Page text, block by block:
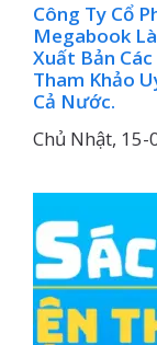
Công Ty Cổ
Megabook
Xuất Bản Các
Tham Khảo
Cả Nước.
Chủ Nhật,